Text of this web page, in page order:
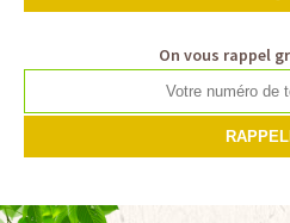
On vous rappel